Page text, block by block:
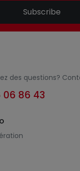
Subscribe
des questions?
06 86 43